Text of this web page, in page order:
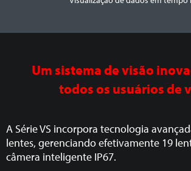
Um sistema de visão
todos os usuários de
A Série VS incorpora tecnologia
lentes, gerenciando efetivamente 19
câmera inteligente IP67.